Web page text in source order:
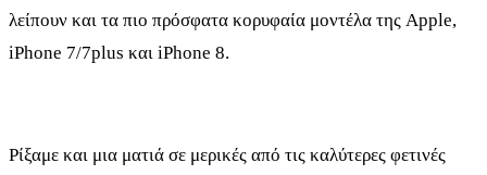
λείπουν και τα πιο πρόσφατα κορυφαία μοντέλα της Apple,
iPhone 7/7plus και iPhone 8.
Ρίξαμε και μια ματιά σε μερικές από τις καλύτερες φετινές